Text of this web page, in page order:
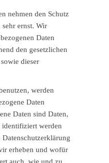
nehmen den Schutz
ernst. Wir
Daten
den gesetzlichen
dieser
werden
Daten
Daten sind Daten,
identifiziert werden
erheben und wofür